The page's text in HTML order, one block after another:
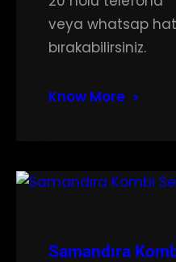
veya whatsap
bırakabilirsiniz.
Know More
Samandıra